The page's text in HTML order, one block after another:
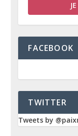
FACEBOOK
TWITTER
Tweets by